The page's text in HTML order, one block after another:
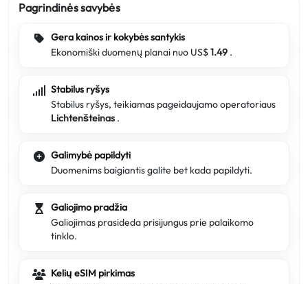
Pagrindinės savybės
Gera kainos ir kokybės santykis
Ekonomiški duomenų planai nuo US$1.49 .
Stabilus ryšys
Stabilus ryšys, teikiamas pageidaujamo operatoriaus
Lichtenšteinas .
Galimybė papildyti
Duomenims baigiantis galite bet kada papildyti.
Galiojimo pradžia
Galiojimas prasideda prisijungus prie palaikomo
tinklo.
Kelių eSIM pirkimas